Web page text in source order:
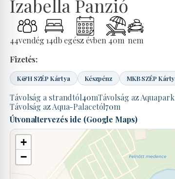
Izabella Panzió
44vendég 14db egész évben 40m nem
Fizetés:
K&H SZÉP Kártya Készpénz MKB SZÉP
Távolság a strandtól40mTávolság az
Távolság az Aqua-Palacetól70m
Útvonaltervezés ide (Google Maps)
+
−